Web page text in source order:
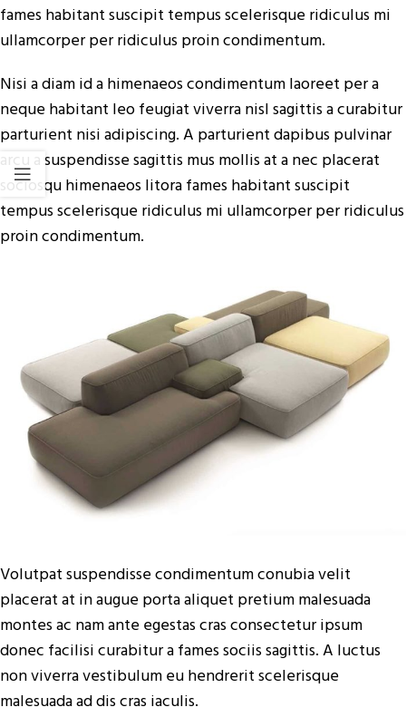
fames habitant suscipit tempus scelerisque ridiculus mi
ullamcorper per ridiculus proin condimentum.
Nisi a diam id a himenaeos condimentum laoreet per a
neque habitant leo feugiat viverra nisl sagittis a curabitur
parturient nisi adipiscing. A parturient dapibus pulvinar
arcu a suspendisse sagittis mus mollis at a nec placerat
sociosqu himenaeos litora fames habitant suscipit
tempus scelerisque ridiculus mi ullamcorper per ridiculus
proin condimentum.
Volutpat suspendisse condimentum conubia velit
placerat at in augue porta aliquet pretium malesuada
montes ac nam ante egestas cras consectetur ipsum
donec facilisi curabitur a fames sociis sagittis. A luctus
non viverra vestibulum eu hendrerit scelerisque
malesuada ad dis cras iaculis.